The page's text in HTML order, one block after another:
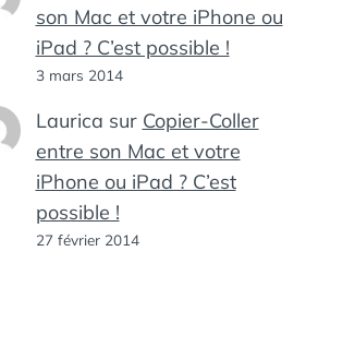
son Mac et votre iPhone ou
iPad ? C’est possible !
3 mars 2014
Laurica sur Copier-Coller
entre son Mac et votre
iPhone ou iPad ? C’est
possible !
27 février 2014